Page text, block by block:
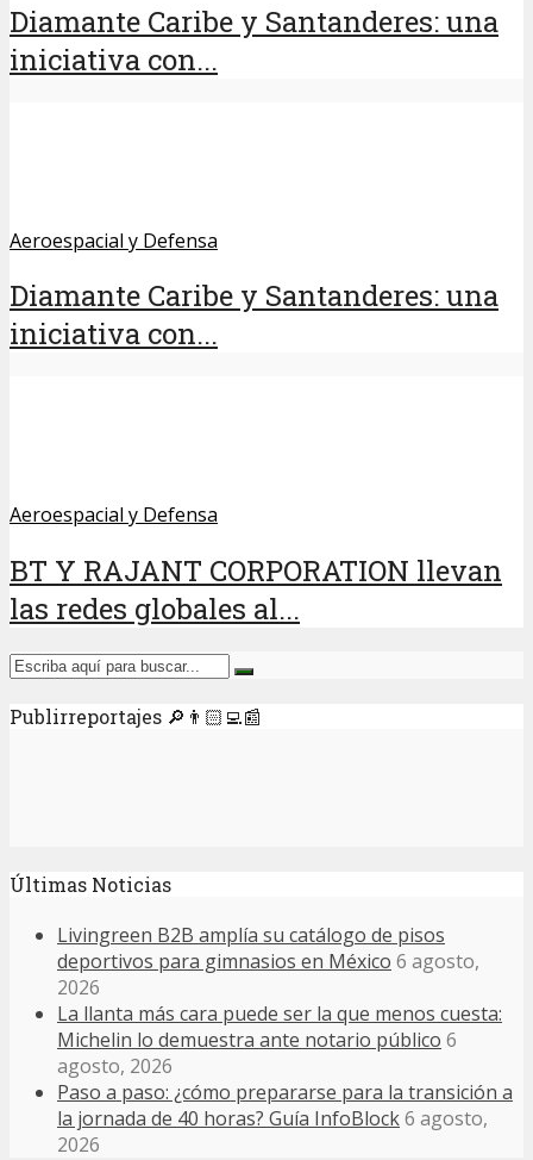
Diamante Caribe y Santanderes: una
iniciativa con...
Aeroespacial y Defensa
Diamante Caribe y Santanderes: una
iniciativa con...
Aeroespacial y Defensa
BT Y RAJANT CORPORATION llevan
las redes globales al...
Publirreportajes 🔎👨🏻‍💻📰
Últimas Noticias
Livingreen B2B amplía su catálogo de pisos
deportivos para gimnasios en México 6 agosto,
2026
La llanta más cara puede ser la que menos cuesta:
Michelin lo demuestra ante notario público 6
agosto, 2026
Paso a paso: ¿cómo prepararse para la transición a
la jornada de 40 horas? Guía InfoBlock6 agosto,
2026